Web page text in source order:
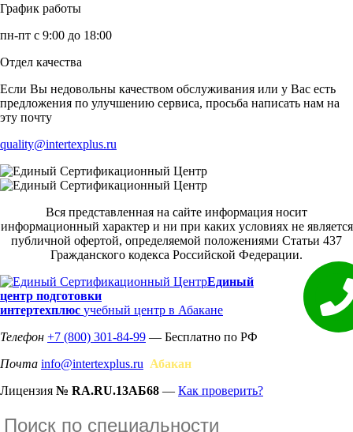
График работы
пн-пт с 9:00 до 18:00
Отдел качества
Если Вы недовольны качеством обслуживания или у Вас есть
предложения по улучшению сервиса, просьба написать нам на
эту почту
quality@intertexplus.ru
Вся представленная на сайте информация носит
информационный характер и ни при каких условиях не является
публичной офертой, определяемой положениями Статьи 437
Гражданского кодекса Российской Федерации.
Единый
центр подготовки
интертехплюс учебный центр в Абакане
Телефон +7 (800) 301-84-99 — Бесплатно по РФ
Почта info@intertexplus.ru Абакан
Лицензия № RA.RU.13АБ68 — Как проверить?